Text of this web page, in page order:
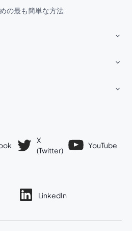
の最も簡単な方法
新しいタブで開く
X
(Twitter) 新しいタブで開く
YouTube
LinkedIn